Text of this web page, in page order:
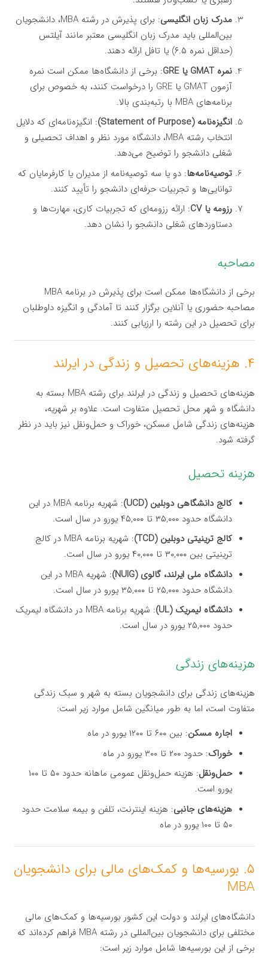
مدرک زبان انگلیسی
: برای پذیرش در رشته MBA، دانشجویان
بین‌المللی باید مدرک زبان انگلیسی معتبر مانند آیلتس
(حداقل نمره ۶.۵) یا تافل ارائه دهند.
نمره GMAT یا GRE
: برخی از دانشگاه‌ها ممکن است نمره
آزمون GMAT یا GRE را درخواست کنند، به خصوص برای
برنامه‌های MBA با رتبه‌بندی بالا.
انگیزه‌نامه (Statement of Purpose)
: انگیزه‌نامه‌ای که دلایل
انتخاب رشته MBA، دانشگاه مورد نظر و اهداف تحصیلی و
شغلی دانشجو را توضیح می‌دهد.
توصیه‌نامه‌ها: دو یا سه توصیه‌نامه از مدیران یا کارفرمایان که
توانایی‌ها و تجربیات حرفه‌ای دانشجو را تأیید کنند.
رزومه یا CV
: ارائه رزومه‌ای که تجربیات کاری، مهارت‌ها و
دستاوردهای شغلی دانشجو را نشان دهد.
مصاحبه
برخی از دانشگاه‌ها ممکن است برای پذیرش در برنامه MBA
مصاحبه حضوری یا آنلاین برگزار کنند تا آمادگی و انگیزه داوطلبان
برای تحصیل در این رشته را ارزیابی کنند.
۴. هزینه‌های تحصیل و زندگی در ایرلند
هزینه‌های تحصیل و زندگی در ایرلند برای رشته MBA بسته به
دانشگاه و شهر محل تحصیل متفاوت است. علاوه بر شهریه،
هزینه‌های زندگی شامل مسکن، خوراک و حمل‌ونقل نیز باید در نظر
گرفته شود.
هزینه تحصیل
کالج دانشگاهی دوبلین (UCD)
: شهریه برنامه MBA در این
دانشگاه حدود ۳۵,۰۰۰ تا ۴۵,۰۰۰ یورو در سال است.
کالج ترینیتی دوبلین (TCD)
: شهریه برنامه MBA در کالج
ترینیتی بین ۳۰,۰۰۰ تا ۴۰,۰۰۰ یورو در سال است.
دانشگاه ملی ایرلند، گالوی (NUIG)
: شهریه MBA در این
دانشگاه حدود ۲۵,۰۰۰ تا ۳۵,۰۰۰ یورو در سال است.
دانشگاه لیمریک (UL)
: شهریه برنامه MBA در دانشگاه لیمریک
حدود ۲۵,۰۰۰ یورو در سال است.
هزینه‌های زندگی
هزینه‌های زندگی برای دانشجویان بسته به شهر و سبک زندگی
متفاوت است، اما به طور میانگین شامل موارد زیر است:
اجاره مسکن: بین ۶۰۰ تا ۱۲۰۰ یورو در ماه
خوراک: حدود ۲۰۰ تا ۳۰۰ یورو در ماه
حمل‌ونقل
: هزینه حمل‌ونقل عمومی ماهانه حدود ۵۰ تا ۱۰۰
یورو است.
هزینه‌های جانبی: هزینه اینترنت، تلفن و بیمه سلامت حدود
۵۰ تا ۱۰۰ یورو در ماه
۵. بورسیه‌ها و کمک‌های مالی برای دانشجویان
MBA
دانشگاه‌های ایرلند و دولت این کشور بورسیه‌ها و کمک‌های مالی
مختلفی برای دانشجویان بین‌المللی در رشته MBA فراهم کرده‌اند که
برخی از این بورسیه‌ها شامل موارد زیر است: